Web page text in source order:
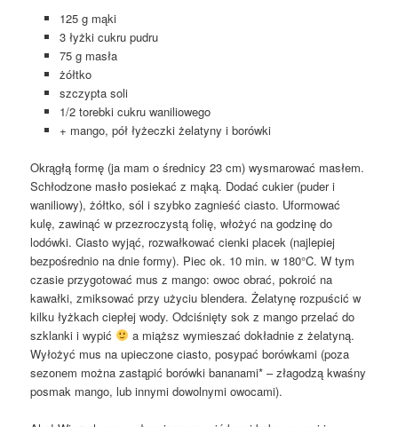
125 g mąki
3 łyżki cukru pudru
75 g masła
żółtko
szczypta soli
1/2 torebki cukru waniliowego
+ mango, pół łyżeczki żelatyny i borówki
Okrągłą formę (ja mam o średnicy 23 cm) wysmarować masłem.
Schłodzone masło posiekać z mąką. Dodać cukier (puder i
waniliowy), żółtko, sól i szybko zagnieść ciasto. Uformować
kulę, zawinąć w przezroczystą folię, włożyć na godzinę do
lodówki. Ciasto wyjąć, rozwałkować cienki placek (najlepiej
bezpośrednio na dnie formy). Piec ok. 10 min. w 180°C. W tym
czasie przygotować mus z mango: owoc obrać, pokroić na
kawałki, zmiksować przy użyciu blendera. Żelatynę rozpuścić w
kilku łyżkach ciepłej wody. Odciśnięty sok z mango przelać do
szklanki i wypić
a miąższ wymieszać dokładnie z żelatyną.
Wyłożyć mus na upieczone ciasto, posypać borówkami (poza
sezonem można zastąpić borówki bananami* – złagodzą kwaśny
posmak mango, lub innymi dowolnymi owocami).